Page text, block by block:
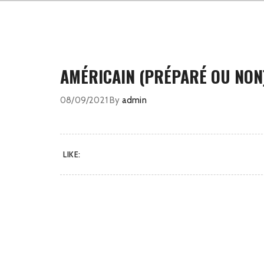
AMÉRICAIN (PRÉPARÉ OU
08/09/2021 By admin
LIKE: